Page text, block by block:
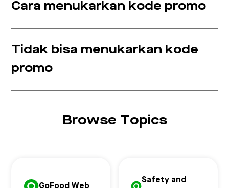
Cara menukarkan kode promo
Tidak bisa menukarkan kode
promo
Browse Topics
Safety and